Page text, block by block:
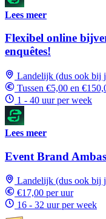
Lees meer
Flexibel online
enquêtes!
Landelijk (dus ook bij
Tussen €5,00 en
1 - 40 uur per week
Lees meer
Event Brand
Landelijk (dus ook bij
€17,00 per uur
16 - 32 uur per week